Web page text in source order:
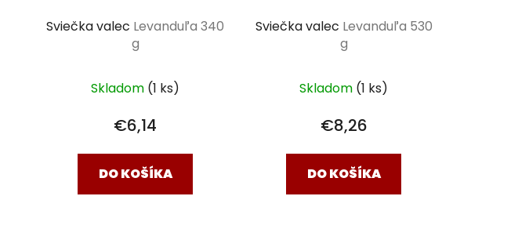
Sviečka valec Levanduľa 340
g
Skladom (1 ks)
€6,14
DO KOŠÍKA
Sviečka valec Levanduľa 530
g
Skladom (1 ks)
€8,26
DO KOŠÍKA